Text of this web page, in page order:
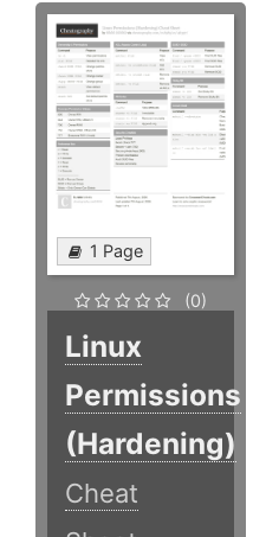
1 Page
(0)
Linux
Permissions
(Hardening)
Cheat